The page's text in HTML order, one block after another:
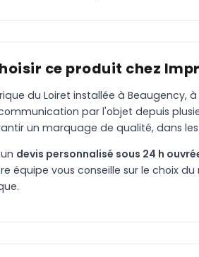
ce produit chez
du Loiret installée à Beaugency,
par l'objet depuis
un marquage de qualité, dans
devis personnalisé sous 24 h
équipe vous conseille sur le choix